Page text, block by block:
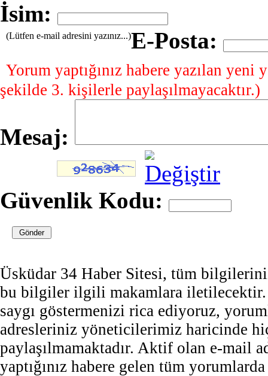
İsim:
E-Posta:
(Lütfen e-mail adresini yazınız...)
Yorum yaptığınız habere yazılan
şekilde 3. kişilerle paylaşılmayacaktır.)
Mesaj:
Güvenlik Kodu:
Üsküdar 34 Haber Sitesi, tüm
bu bilgiler ilgili makamlara iletilecektir.
saygı göstermenizi rica ediyoruz,
adresleriniz yöneticilerimiz haricinde
paylaşılmamaktadır. Aktif olan e-mail
yaptığınız habere gelen tüm